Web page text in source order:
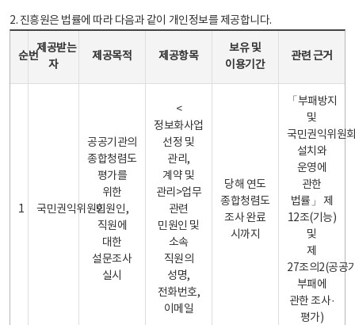
2. 진흥원은 법률에 따라 다음과 같이 개인정보를 제공합니다.
순번
제공받는
자
제공목적 제공항목
보유 및
이용기간
관련 근거
1 국민권익위원회
공공기관의
종합청렴도
평가를
위한
민원인,
직원에
대한
설문조사
실시
<
정보화사업
선정 및
관리,
계약 및
관리>업무
관련
민원인 및
소속
직원의
성명,
전화번호,
이메일
당해 연도
종합청렴도
조사 완료
시까지
「부패방지
및
국민권익위원
설치와
운영에
관한
법률」 제
12조(기능)
및
제
27조의2(공공
부패에
관한 조사·
평가)